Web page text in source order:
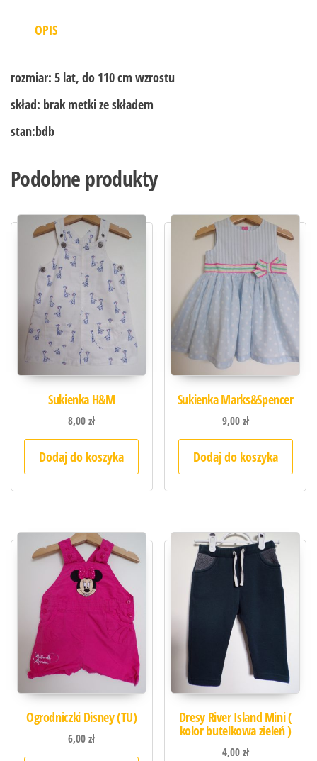
OPIS
rozmiar: 5 lat, do 110 cm wzrostu
skład: brak metki ze składem
stan:bdb
Podobne produkty
Sukienka H&M
8,00zł
Dodaj do koszyka
Sukienka Marks&Spencer
9,00zł
Dodaj do koszyka
Ogrodniczki Disney (TU)
6,00zł
Dresy River Island Mini (
kolor butelkowa zieleń )
4,00zł